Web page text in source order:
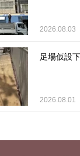
2026.08.03
足場仮設
2026.08.01